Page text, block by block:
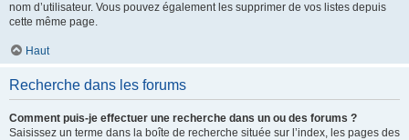
nom d’utilisateur. Vous pouvez également les supprimer de vos listes depuis
cette même page.
Haut
Recherche dans les forums
Comment puis-je effectuer une recherche dans un ou des forums ?
Saisissez un terme dans la boîte de recherche située sur l’index, les pages des